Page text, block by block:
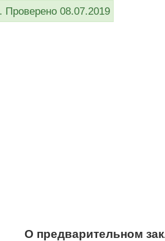
08.07.2019
О предварительном